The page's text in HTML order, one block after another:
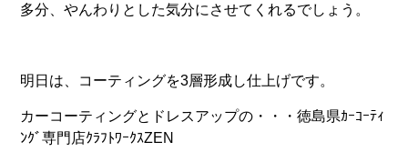
多分、やんわりとした気分にさせてくれるでしょう。
明日は、コーティングを3層形成し仕上げです。
カーコーティングとドレスアップの・・・徳島県ｶｰｺｰﾃｨ
ﾝｸﾞ専門店ｸﾗﾌﾄﾜｰｸｽZEN